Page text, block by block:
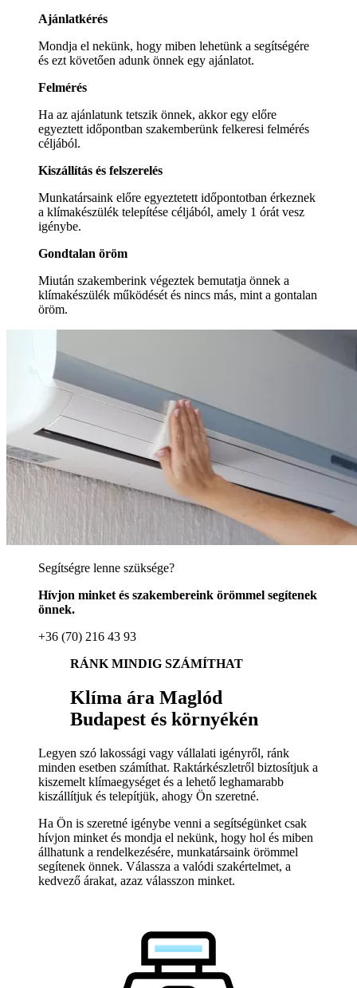
Ajánlatkérés
Mondja el nekünk, hogy miben lehetünk a segítségére
és ezt követően adunk önnek egy ajánlatot.
Felmérés
Ha az ajánlatunk tetszik önnek, akkor egy előre
egyeztett időpontban szakemberünk felkeresi felmérés
céljából.
Kiszállítás és felszerelés
Munkatársaink előre egyeztetett időpontotban érkeznek
a klímakészülék telepítése céljából, amely 1 órát vesz
igénybe.
Gondtalan öröm
Miután szakemberink végeztek bemutatja önnek a
klímakészülék működését és nincs más, mint a gontalan
öröm.
Segítségre lenne szüksége?
Hívjon minket és szakembereink örömmel segítenek
önnek.
+36 (70) 216 43 93
RÁNK MINDIG SZÁMÍTHAT
Klíma ára Maglód
Budapest és környékén
Legyen szó lakossági vagy vállalati igényről, ránk
minden esetben számíthat. Raktárkészletről biztosítjuk a
kiszemelt klímaegységet és a lehető leghamarabb
kiszállítjuk és telepítjük, ahogy Ön szeretné.
Ha Ön is szeretné igénybe venni a segítségünket csak
hívjon minket és mondja el nekünk, hogy hol és miben
állhatunk a rendelkezésére, munkatársaink örömmel
segítenek önnek. Válassza a valódi szakértelmet, a
kedvező árakat, azaz válasszon minket.